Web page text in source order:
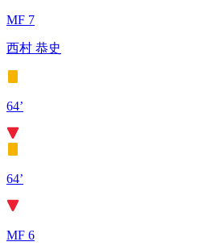
MF 7
西村 恭史
64’
64’
MF 6